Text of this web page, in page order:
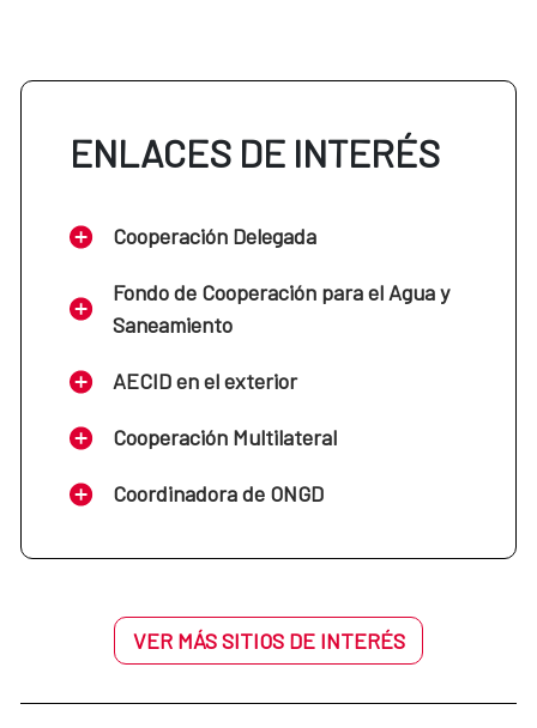
ENLACES DE INTERÉS
Cooperación Delegada
Fondo de Cooperación para el Agua y
Saneamiento
AECID en el exterior
Cooperación Multilateral
Coordinadora de ONGD
VER MÁS SITIOS DE INTERÉS